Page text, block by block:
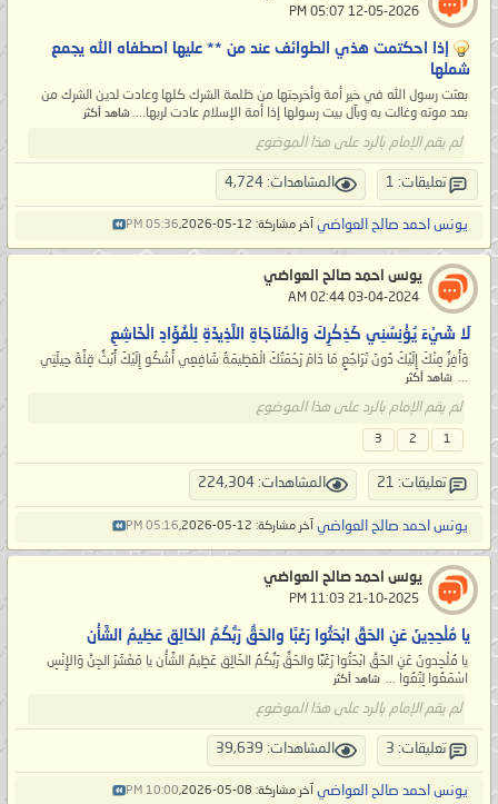
إذا احكتمت هذي الطوائف عند من ** عليها اصطفاه الله يجمع
شملها
بعثت رسول الله في خير أمة وأخرجتها من ظلمة الشرك كلها وعادت لدين الشرك من
بعد موته وغالت به وبآل بيت رسولها إذا أمة الإسلام عادت لربها... شاهد أكثر
لم يقم الإمام بالرد على هذا الموضوع
تعليقات: 1 المشاهدات: 4,724
يونس احمد صالح العواضي آخر مشاركة: 12-05-2026, 05:36 PM
يونس احمد صالح العواضي
لَا شَيْءَ يُؤْنِسُنِي كَذِكْرِكَ وَالْمُنَاجَاةِ اللَّذِيذَةِ لِلْفُؤَادِ الْخَاشِعِ
وَأَفِرُّ مِنْكَ إِلَيْكَ دُونَ تَرَاجُعٍ مَا دَامَ رَحْمَتُكَ الْعَظِيمَةُ شَافِعِي أَشْكُو إِلَيْكَ أَبْثُّ قِلَّةَ حِيلَتِي
... شاهد أكثر
لم يقم الإمام بالرد على هذا الموضوع
1
2
3
تعليقات: 21 المشاهدات: 224,304
يونس احمد صالح العواضي آخر مشاركة: 12-05-2026, 05:16 PM
يونس احمد صالح العواضي
يا مُلْحِدِينَ عَنِ الحَقِّ ابْحَثُوا رَغَبًا والحَقُّ رَبُّكُمُ الخَالِق عَظِيمُ الشَّأْن
يا مُلْحِدونَ عَنِ الحَقِّ ابْحَثُوا رَغَبًا والحَقُّ رَبُّكُمُ الخَالِق عَظِيمُ الشَّأْن يا مَعْشَرَ الجِنِّ وَالإِنْسِ
اسْمَعُوا لِتَعُوا ... شاهد أكثر
لم يقم الإمام بالرد على هذا الموضوع
تعليقات: 3 المشاهدات: 39,639
يونس احمد صالح العواضي آخر مشاركة: 08-05-2026, 10:00 PM